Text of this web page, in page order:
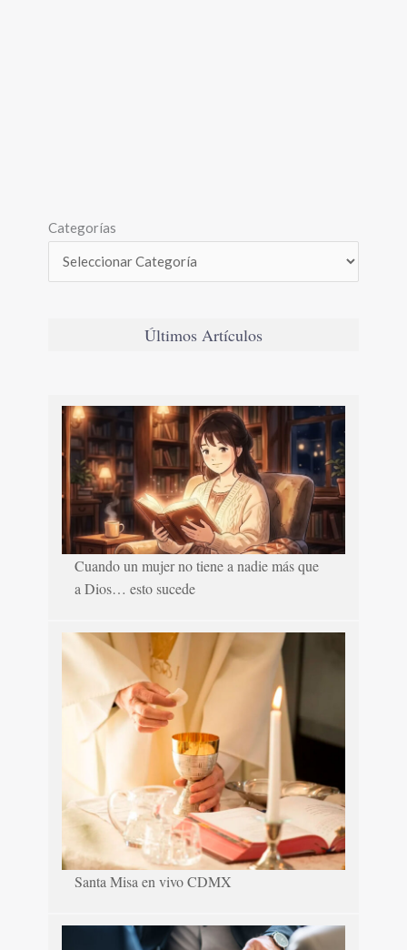
Categorías
Últimos Artículos
Cuando un mujer no tiene a nadie más que
a Dios… esto sucede
Santa Misa en vivo CDMX